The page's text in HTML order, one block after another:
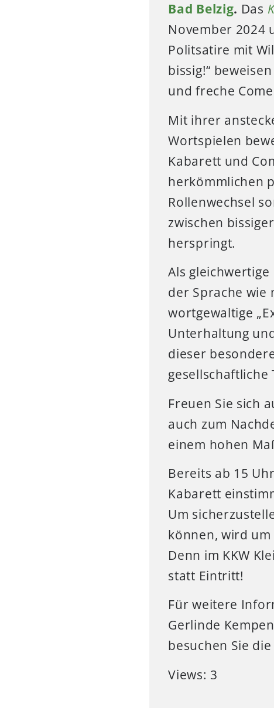
Bad Belzig. Das
November 2024
Politsatire mit
bissig!“
und freche
Mit ihrer
Wortspielen
Kabarett und
herkömmlichen
Rollenwechsel
zwischen
herspringt.
Als
der Sprache wie
wortgewaltige
Unterhaltung
dieser
gesellschaftliche
Freuen Sie sich
auch zum
einem hohen
Bereits ab 15
Kabarett
Um
können, wird
Denn im KKW
statt Eintritt!
Für weitere
Gerlinde
besuchen Sie
Views: 3